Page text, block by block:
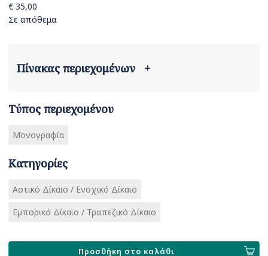
€ 35,00
Σε απόθεμα
Πίνακας περιεχομένων +
Τύπος περιεχομένου
Μονογραφία
Κατηγορίες
Αστικό Δίκαιο / Ενοχικό Δίκαιο
Εμπορικό Δίκαιο / Τραπεζικό Δίκαιο
Προσθήκη στο καλάθι